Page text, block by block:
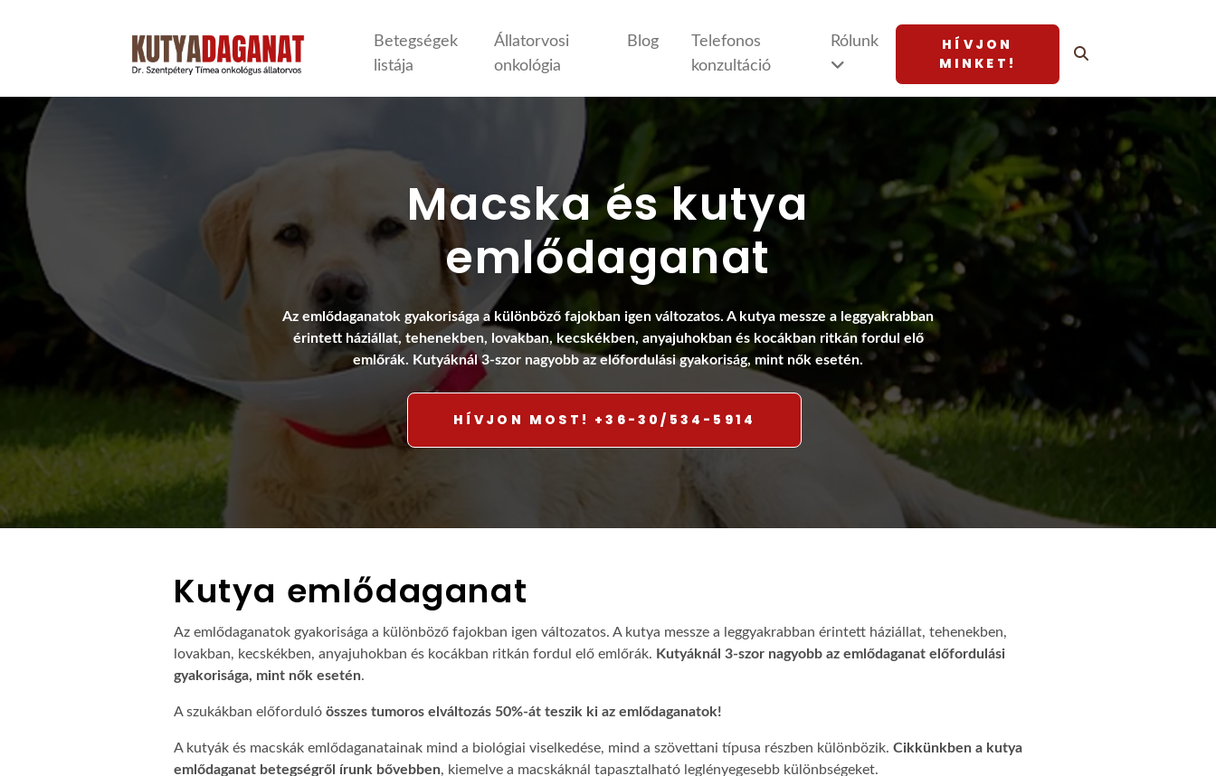
Betegségek
listája
Állatorvosi
onkológia
Blog
Telefonos
konzultáció
Rólunk
HÍVJON
MINKET!
Macska és kutya
emlődaganat
Az emlődaganatok gyakorisága a különböző fajokban igen változatos. A kutya messze a leggyakrabban
érintett háziállat, tehenekben, lovakban, kecskékben, anyajuhokban és kocákban ritkán fordul elő
emlőrák. Kutyáknál 3-szor nagyobb az előfordulási gyakoriság, mint nők esetén.
HÍVJON MOST! +36-30/534-5914
Kutya emlődaganat
Az emlődaganatok gyakorisága a különböző fajokban igen változatos. A kutya messze a leggyakrabban érintett háziállat, tehenekben,
lovakban, kecskékben, anyajuhokban és kocákban ritkán fordul elő emlőrák. Kutyáknál 3-szor nagyobb az emlődaganat előfordulási
gyakorisága, mint nők esetén.
A szukákban előforduló összes tumoros elváltozás 50%-át teszik ki az emlődaganatok!
A kutyák és macskák emlődaganatainak mind a biológiai viselkedése, mind a szövettani típusa részben különbözik. Cikkünkben a kutya
emlődaganat betegségről írunk bővebben, kiemelve a macskáknál tapasztalható leglényegesebb különbségeket.